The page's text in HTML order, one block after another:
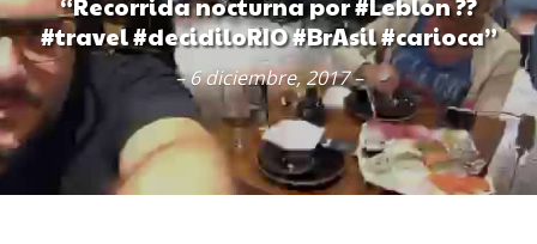
“Recorrida nocturna por #Leblon ??
#travel #decidiloRIO #BrAsil #carioca”
– 6 diciembre, 2017 –